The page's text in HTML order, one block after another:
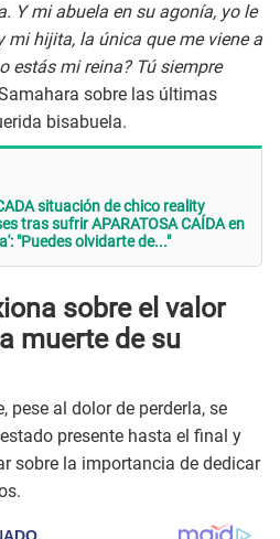
Y mi abuela en su agonía, yo le
mi hijita, la única que me viene a
estás mi reina? Tú siempre
sobre las últimas
bisabuela.
situación de chico reality
tras sufrir APARATOSA CAÍDA en
"Puedes olvidarte de..."
sobre el valor
muerte de su
pese al dolor de perderla, se
presente hasta el final y
sobre la importancia de dedicar